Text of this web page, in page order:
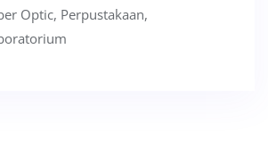
Optic, Perpustakaan,